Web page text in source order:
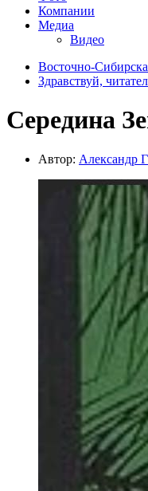
Компании
Медиа
Видео
Восточно-
Здравствуй,
Середина
Автор: